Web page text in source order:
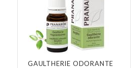
GAULTHERIE ODORANTE